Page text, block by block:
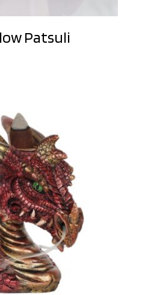
Patsuli